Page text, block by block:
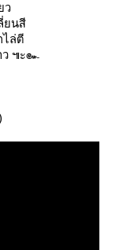
ว
ยนสี
ล่ตี
ว ๚ะ๛